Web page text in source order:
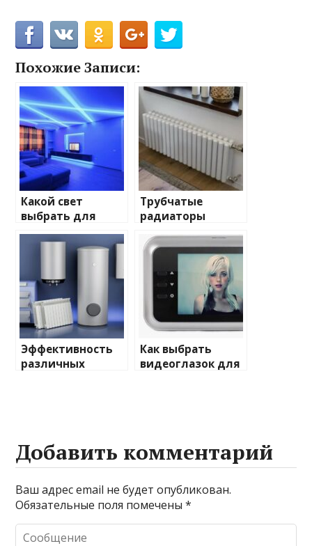
Похожие Записи:
Какой свет
выбрать для
домашнего
освещения
Трубчатые
радиаторы
отопления: виды
и характеристики
Эффективность
различных
Как выбрать
видеоглазок для
Добавить комментарий
Ваш адрес email не будет опубликован.
Обязательные поля помечены*